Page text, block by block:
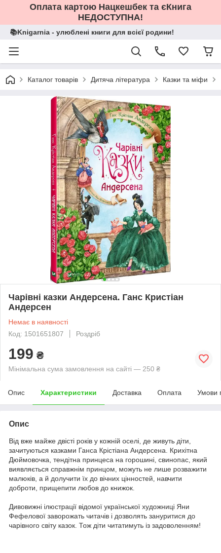
Оплата картою Нацкешбек та єКнига
НЕДОСТУПНА!
📚Knigarnia - улюблені книги для всієї родини!
Каталог товарів Дитяча література Казки та міфи
Чарівні казки Андерсена. Ганс Кристіан
Андерсен
Немає в наявності
Код: 1501651807
Роздріб
199 ₴
Мінімальна сума замовлення на сайті — 250 ₴
Опис Характеристики Доставка Оплата Умови
Опис
Від вже майже двісті років у кожній оселі, де живуть діти,
зачитуються казками Ганса Крістіана Андерсена. Крихітна
Дюймовочка, тендітна принцеса на горошині, свинопас, який
виявляється справжнім принцом, можуть не лише розважити
малюків, а й долучити їх до вічних цінностей, навчити
доброти, прищепити любов до книжок.
Дивовижні ілюстрації відомої української художниці Яни
Фефелової заворожать читачів і дозволять зануритися до
чарівного світу казок. Тож діти читатимуть із задоволенням!